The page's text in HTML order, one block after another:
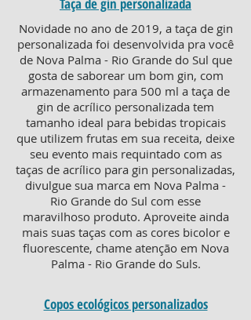
Novidade no ano de 2019, a taça de gin
personalizada foi desenvolvida pra você
de Nova Palma - Rio Grande do Sul que
gosta de saborear um bom gin, com
armazenamento para 500 ml a taça de
gin de acrílico personalizada tem
tamanho ideal para bebidas tropicais
que utilizem frutas em sua receita, deixe
seu evento mais requintado com as
taças de acrílico para gin personalizadas,
divulgue sua marca em Nova Palma -
Rio Grande do Sul com esse
maravilhoso produto. Aproveite ainda
mais suas taças com as cores bicolor e
fluorescente, chame atenção em Nova
Palma - Rio Grande do Suls.
Copos ecológicos personalizados